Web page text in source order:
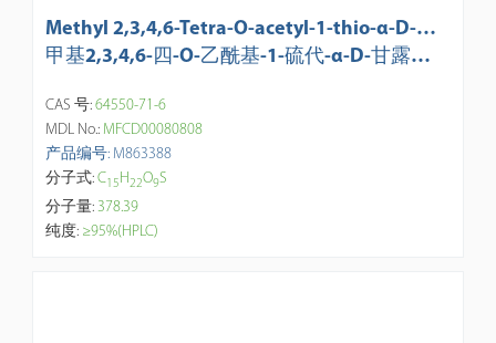
Methyl 2,3,4,6-Tetra-O-acetyl-1-thio-α-D-ma
nnopyranoside (contains ca. 5% β-isomer)
甲基2,3,4,6-四-O-乙酰基-1-硫代-α-D-甘露吡
CAS 号:64550-71-6
MDL No.: MFCD00080808
产品编号: M863388
分子式:C15H22O9S
分子量:378.39
纯度: ≥95%(HPLC)